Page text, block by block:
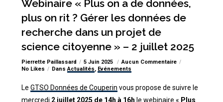
Webinaire « Plus on a de données,
plus on rit ? Gérer les données de
recherche dans un projet de
science citoyenne » – 2 juillet 2025
Pierrette Paillassard 5 Juin 2025
Aucun Commentaire
No Likes
DansActualités, Evénements
Le GTSO Données de Couperin vous propose de suivre le
mercredi 2 juillet 2025 de 14h à 16h le webinaire « Plus